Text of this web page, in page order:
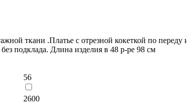
ткани .Платье с отрезной кокеткой по
подклада. Длина изделия в 48 р-ре 98 см
56
2600